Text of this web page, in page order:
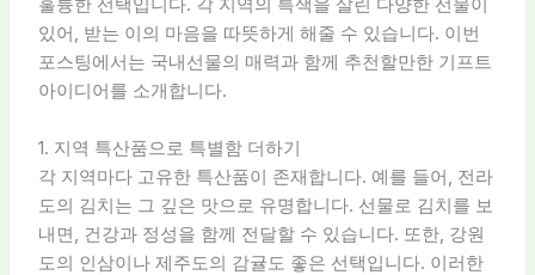
훌륭한 선택입니다. 각 지역의 특색을 살린 다양한 선물이
있어, 받는 이의 마음을 따뜻하게 해줄 수 있습니다. 이번
포스팅에서는 국내선물의 매력과 함께 추천할만한 기프트
아이디어를 소개합니다.
1. 지역 특산품으로 특별함 더하기
각 지역마다 고유한 특산품이 존재합니다. 예를 들어, 전라
도의 김치는 그 깊은 맛으로 유명합니다. 선물로 김치를 보
내면, 건강과 정성을 함께 전달할 수 있습니다. 또한, 강원
도의 인삼이나 제주도의 감귤도 좋은 선택입니다. 이러한